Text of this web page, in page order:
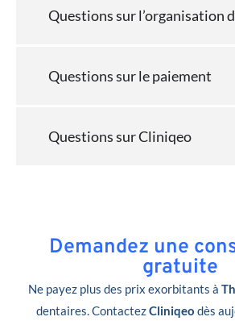
Questions sur l’organisation
Questions sur le paiement
Questions sur Cliniqeo
Demandez une
gratuite
Ne payez plus des prix exorbitants à
dentaires. ContactezCliniqeo dès